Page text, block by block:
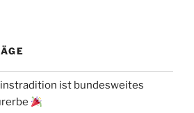
ist bundesweites